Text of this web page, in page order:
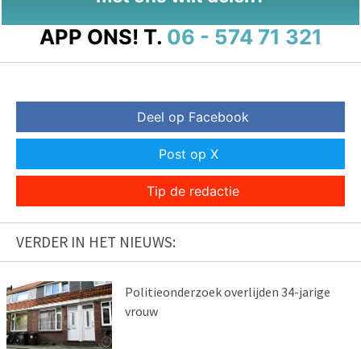
APP ONS! T. 06 - 574 71 321
Deel op Facebook
Post op X
Tip de redactie
VERDER IN HET NIEUWS:
Politieonderzoek overlijden 34-jarige
vrouw